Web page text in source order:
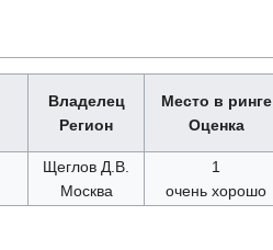
Владелец
Регион
Место в ринге
Оценка
Щеглов Д.В.
Москва
1
очень хорошо